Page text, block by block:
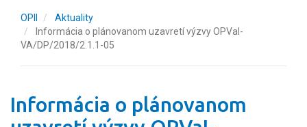
OPII
Aktuality
Informácia o plánovanom uzavretí výzvy OPVaI-
VA/DP/2018/2.1.1-05
Informácia o plánovanom